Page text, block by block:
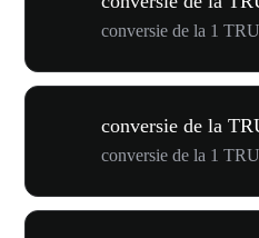
conversie de la 1
conversie de la
conversie de la 1